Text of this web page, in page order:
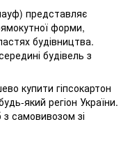
представляє
форми,
будівництва.
будівель з
купити гіпсокартон
який регіон України.
самовивозом зі